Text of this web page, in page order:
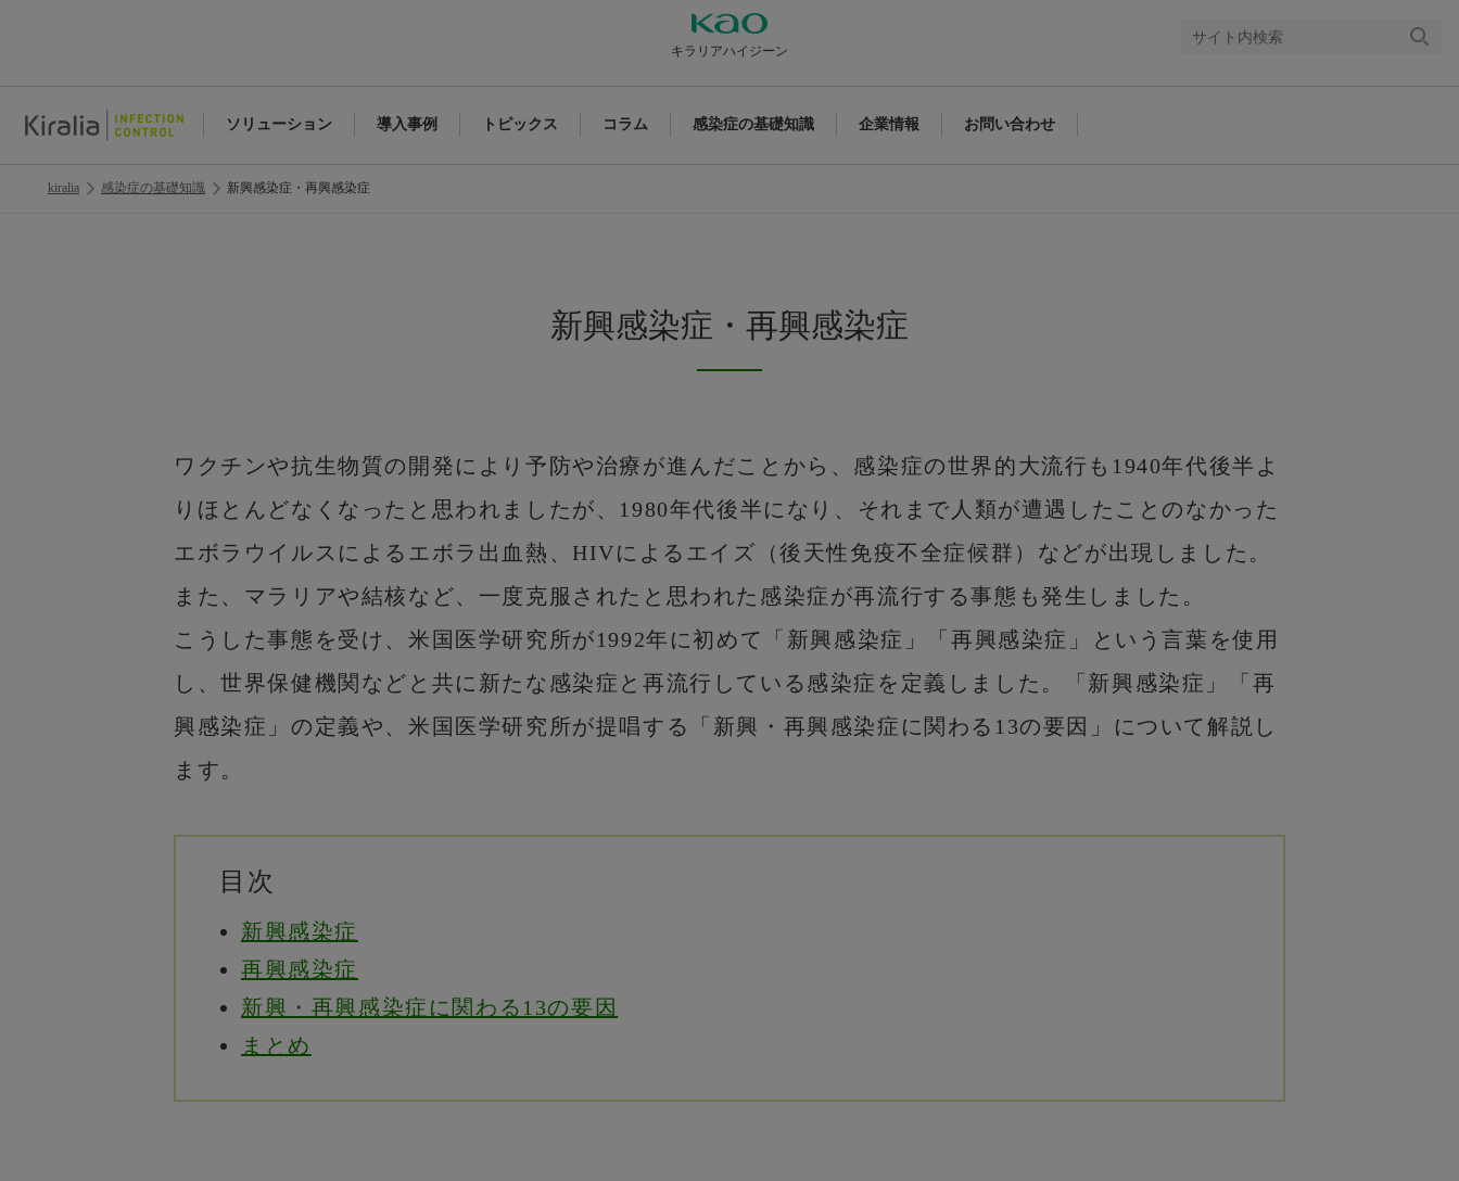
キラリアハイジーン
する
ソリューション 導入事例 トピックス コラム 感染症の基礎知識 企業情報 お問い合わせ
kiralia 感染症の基礎知識 新興感染症・再興感染症
新興感染症・再興感染症
ワクチンや抗生物質の開発により予防や治療が進んだことから、感染症の世界的大流行も1940年代後半よ
りほとんどなくなったと思われましたが、1980年代後半になり、それまで人類が遭遇したことのなかった
エボラウイルスによるエボラ出血熱、HIVによるエイズ（後天性免疫不全症候群）などが出現しました。
また、マラリアや結核など、一度克服されたと思われた感染症が再流行する事態も発生しました。
こうした事態を受け、米国医学研究所が1992年に初めて「新興感染症」「再興感染症」という言葉を使用
し、世界保健機関などと共に新たな感染症と再流行している感染症を定義しました。「新興感染症」「再
興感染症」の定義や、米国医学研究所が提唱する「新興・再興感染症に関わる13の要因」について解説し
ます。
目次
新興感染症
再興感染症
新興・再興感染症に関わる13の要因
まとめ